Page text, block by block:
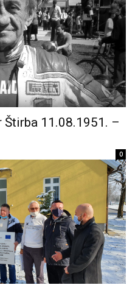
Štirba 11.08.1951. –
0